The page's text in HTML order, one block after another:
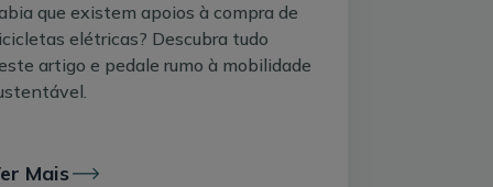
que existem apoios à compra de
elétricas? Descubra tudo
artigo e pedale rumo à mobilidade
Mais